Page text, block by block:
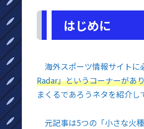
はじめに
海外スポーツ情報サイトに
Radar」というコーナーがあ
まくるであろうネタを紹介し
元記事は5つの「小さな火